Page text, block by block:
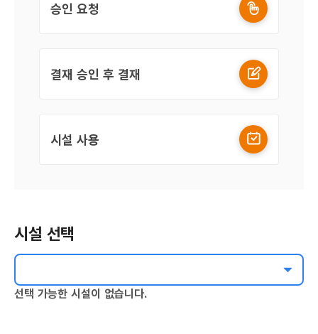
승인 요청
결재 승인 후 결재
시설 사용
시설 선택
선택 가능한 시설이 없습니다.